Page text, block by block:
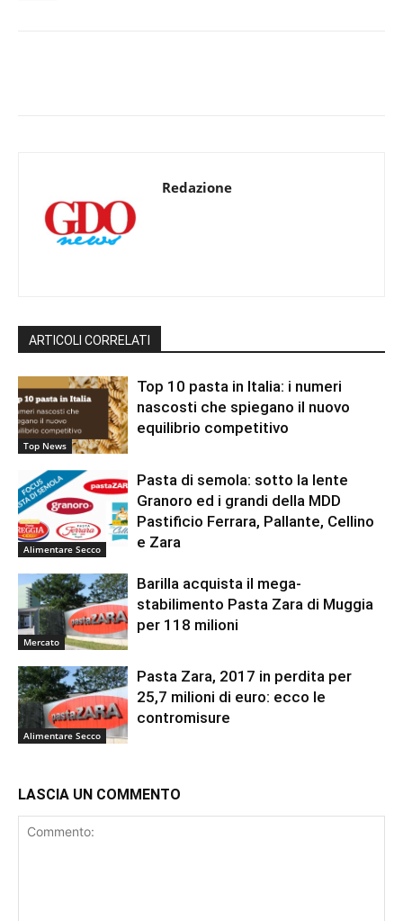
Redazione
ARTICOLI CORRELATI
Top News
Top 10 pasta in Italia: i numeri
nascosti che spiegano il nuovo
equilibrio competitivo
Alimentare Secco
Pasta di semola: sotto la lente
Granoro ed i grandi della MDD
Pastificio Ferrara, Pallante, Cellino
e Zara
Mercato
Barilla acquista il mega-
stabilimento Pasta Zara di Muggia
per 118 milioni
Alimentare Secco
Pasta Zara, 2017 in perdita per
25,7 milioni di euro: ecco le
contromisure
LASCIA UN COMMENTO